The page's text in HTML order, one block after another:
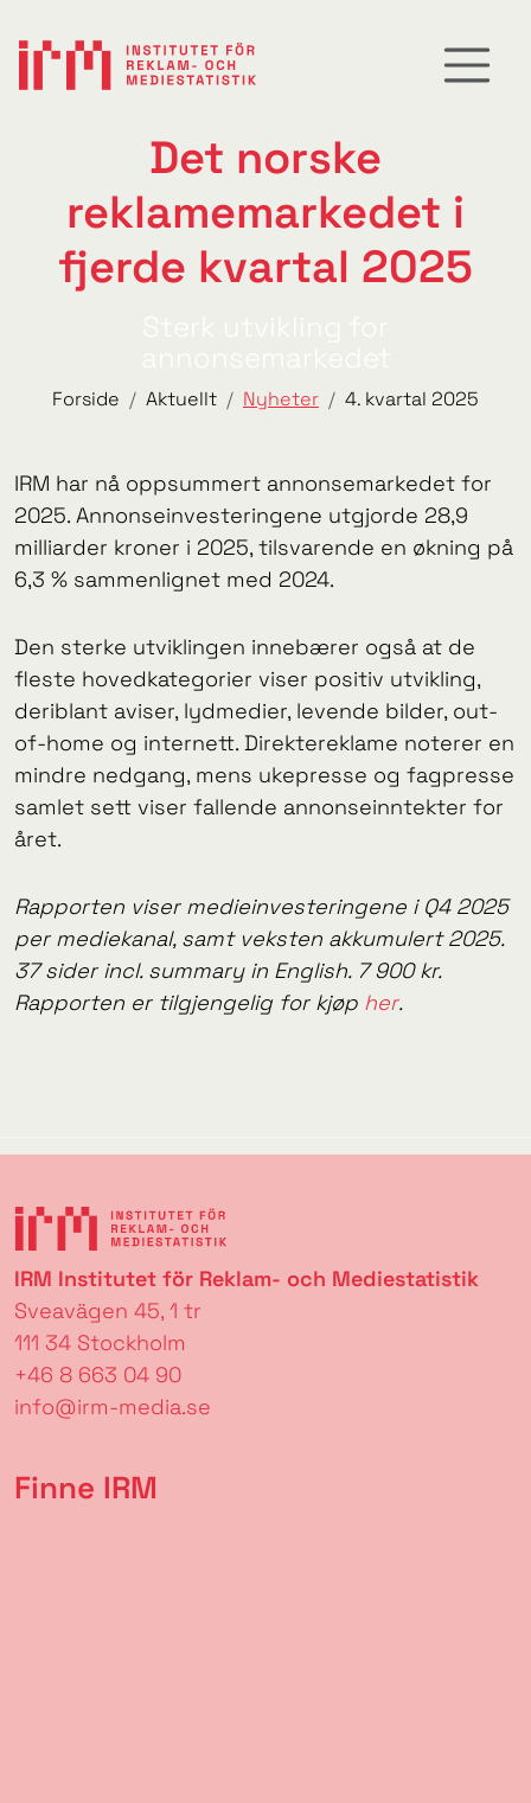
Det norske
reklamemarkedet i
fjerde kvartal 2025
Forside Aktuellt Nyheter 4. kvartal 2025
IRM har nå oppsummert annonsemarkedet for
2025. Annonseinvesteringene utgjorde 28,9
milliarder kroner i 2025, tilsvarende en økning på
6,3 % sammenlignet med 2024.
Den sterke utviklingen innebærer også at de
fleste hovedkategorier viser positiv utvikling,
deriblant aviser, lydmedier, levende bilder, out-
of-home og internett. Direktereklame noterer en
mindre nedgang, mens ukepresse og fagpresse
samlet sett viser fallende annonseinntekter for
året.
Rapporten viser medieinvesteringene i Q4 2025
per mediekanal, samt veksten akkumulert 2025.
37 sider incl. summary in English. 7 900 kr.
Rapporten er tilgjengelig for kjøp her.
IRM Institutet för Reklam- och Mediestatistik
Sveavägen 45, 1 tr
111 34 Stockholm
+46 8 663 04 90
info@irm-media.se
Finne IRM